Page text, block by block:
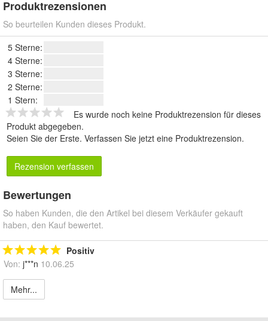
Produktrezensionen
So beurteilen Kunden dieses Produkt.
5 Sterne:
4 Sterne:
3 Sterne:
2 Sterne:
1 Stern:
Es wurde noch keine Produktrezension für dieses
Produkt abgegeben.
Seien Sie der Erste. Verfassen Sie jetzt eine Produktrezension.
Rezension verfassen
Bewertungen
So haben Kunden, die den Artikel bei diesem Verkäufer gekauft
haben, den Kauf bewertet.
Positiv
Von: j***n 10.06.25
Mehr...